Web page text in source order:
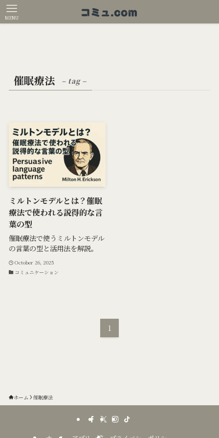
MENU
催眠療法 – tag –
ミルトンモデルとは？催眠
療法で使われる説得的な言
葉の型
催眠療法で使うミルトンモデル
の言葉の型と活用法を解説。
October 26, 2025
コミュニケーション
1
ホーム 催眠療法